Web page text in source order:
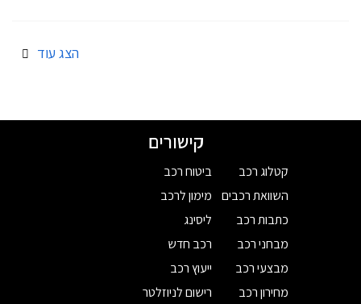
הצג עוד
קישורים
קטלוג רכב
השוואת רכבים
כתבות רכב
מבחני רכב
מבצעי רכב
מחירון רכב
ביטוח רכב
מימון לרכב
ליסינג
רכב חדש
ייעוץ רכב
רישום לניוזלטר